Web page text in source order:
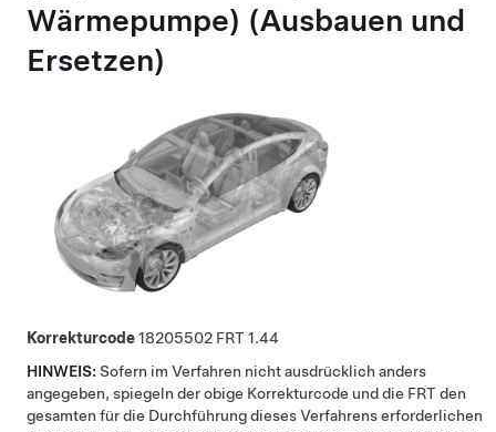
Wärmepumpe) (Ausbauen und
Ersetzen)
Korrekturcode18205502
1.44
HINWEIS: Sofern im Verfahren nicht ausdrücklich anders
angegeben, spiegeln der obige Korrekturcode und die FRT den
gesamten für die Durchführung dieses Verfahrens erforderlichen